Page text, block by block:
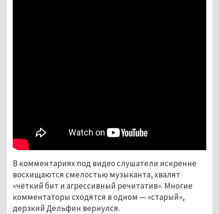
В комментариях под видео слушатели искренне
восхищаются смелостью музыканта, хвалят
«чёткий бит и агрессивный речитатив». Многие
комментаторы сходятся в одном — «старый»,
дерзкий Дельфин вернулся.